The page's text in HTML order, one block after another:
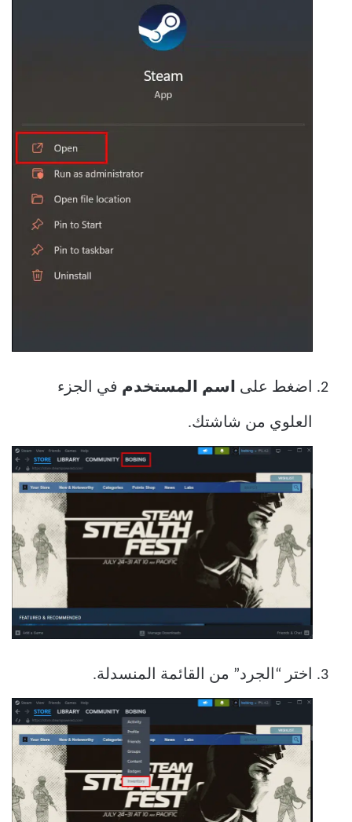
اضغط على اسم المستخدم في الجزء
العلوي من شاشتك.
اختر “الجرد” من القائمة المنسدلة.